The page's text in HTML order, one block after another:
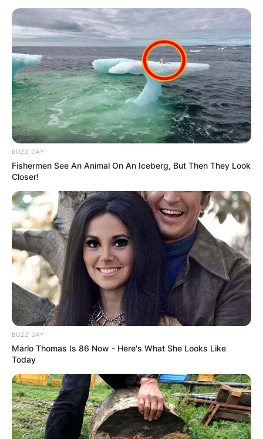
BUZZ DAY
Fishermen See An Animal On An Iceberg, But Then They Look
Closer!
BUZZ DAY
Marlo Thomas Is 86 Now - Here's What She Looks Like
Today